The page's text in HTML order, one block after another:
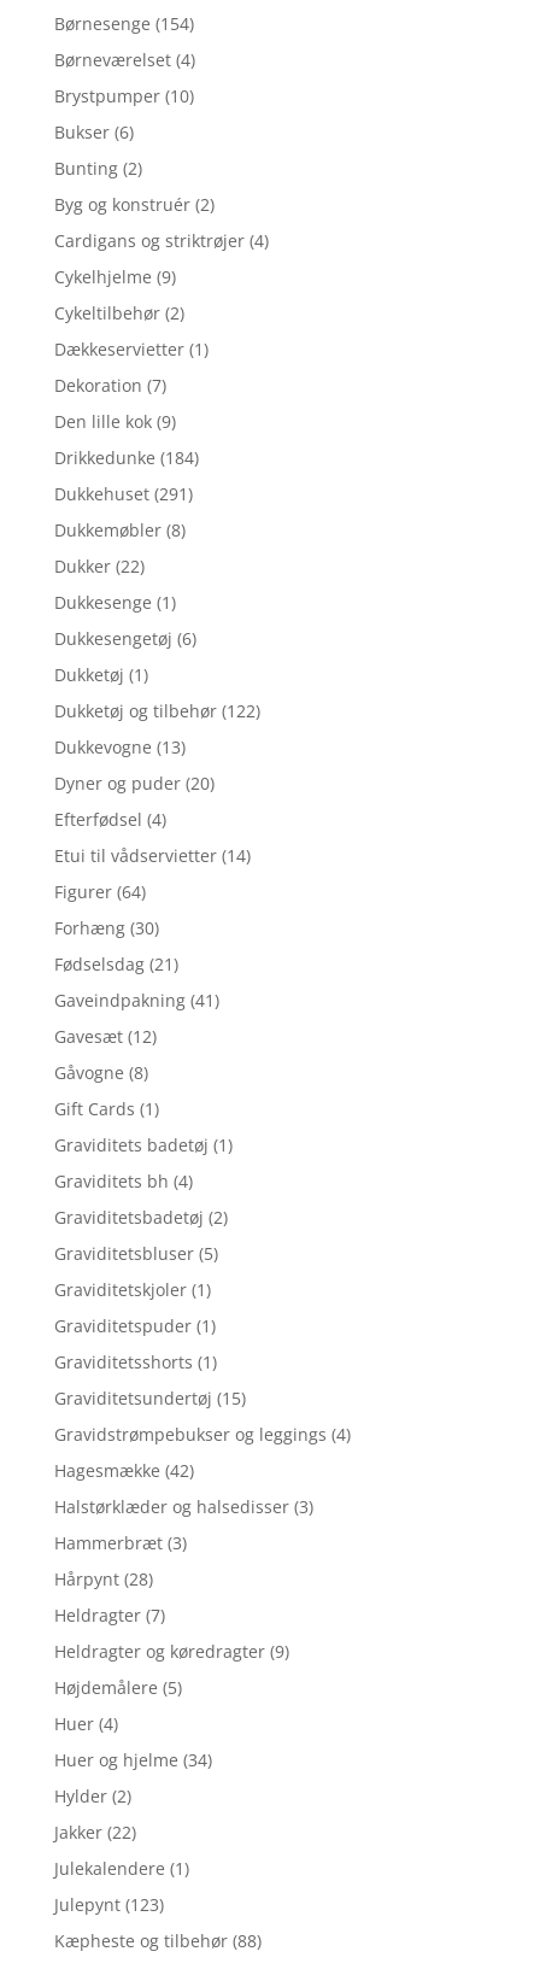
Børnesenge (154)
Børneværelset (4)
Brystpumper (10)
Bukser (6)
Bunting (2)
Byg og konstruér (2)
Cardigans og striktrøjer (4)
Cykelhjelme (9)
Cykeltilbehør (2)
Dækkeservietter (1)
Dekoration (7)
Den lille kok (9)
Drikkedunke (184)
Dukkehuset (291)
Dukkemøbler (8)
Dukker (22)
Dukkesenge (1)
Dukkesengetøj (6)
Dukketøj (1)
Dukketøj og tilbehør (122)
Dukkevogne (13)
Dyner og puder (20)
Efterfødsel (4)
Etui til vådservietter (14)
Figurer (64)
Forhæng (30)
Fødselsdag (21)
Gaveindpakning (41)
Gavesæt (12)
Gåvogne (8)
Gift Cards (1)
Graviditets badetøj (1)
Graviditets bh (4)
Graviditetsbadetøj (2)
Graviditetsbluser (5)
Graviditetskjoler (1)
Graviditetspuder (1)
Graviditetsshorts (1)
Graviditetsundertøj (15)
Gravidstrømpebukser og leggings (4)
Hagesmække (42)
Halstørklæder og halsedisser (3)
Hammerbræt (3)
Hårpynt (28)
Heldragter (7)
Heldragter og køredragter (9)
Højdemålere (5)
Huer (4)
Huer og hjelme (34)
Hylder (2)
Jakker (22)
Julekalendere (1)
Julepynt (123)
Kæpheste og tilbehør (88)